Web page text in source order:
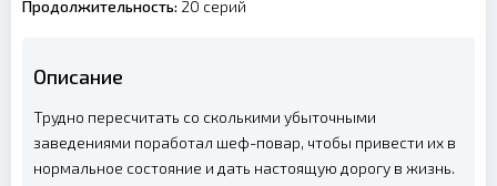
Продолжительность: 20 серий
Описание
Трудно пересчитать со сколькими убыточными
заведениями поработал шеф-повар, чтобы привести их в
нормальное состояние и дать настоящую дорогу в жизнь.